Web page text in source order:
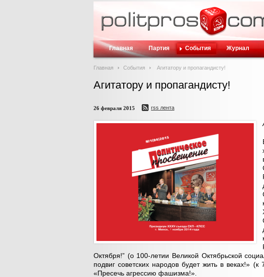
Главная Партия События Журнал
Главная События Агитатору и пропагандисту!
Агитатору и пропагандисту!
26 февраля 2015 rss лента
Октября!” (о 100-летии Великой Октябрьской
подвиг советских народов будет жить в веках!»
«Пресечь агрессию фашизма!».